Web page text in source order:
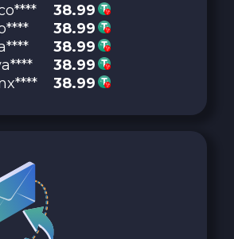
38.99
38.99
38.99
38.99
38.99